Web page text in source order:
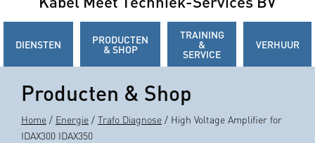
DIENSTEN PRODUCTEN
& SHOP
TRAINING
&
SERVICE
VERHUUR
Producten & Shop
Home / Energie / Trafo Diagnose / High Voltage Amplifier for
IDAX300 IDAX350